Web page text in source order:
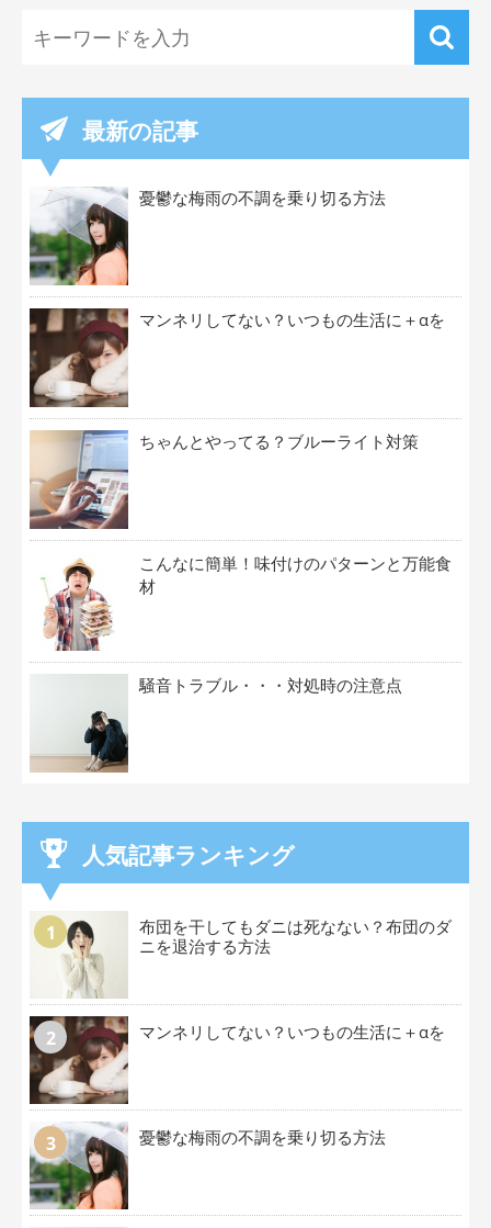
最新の記事
憂鬱な梅雨の不調を乗り切る方法
マンネリしてない？いつもの生活に＋αを
ちゃんとやってる？ブルーライト対策
こんなに簡単！味付けのパターンと万能食
材
騒音トラブル・・・対処時の注意点
人気記事ランキング
布団を干してもダニは死なない？布団のダ
ニを退治する方法
マンネリしてない？いつもの生活に＋αを
憂鬱な梅雨の不調を乗り切る方法